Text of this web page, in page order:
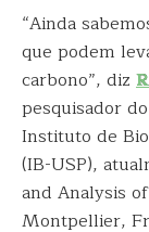
“Ainda
que podem
carbono”, diz
pesquisador
Instituto de
(IB-USP),
and Analysis
Montpellier,